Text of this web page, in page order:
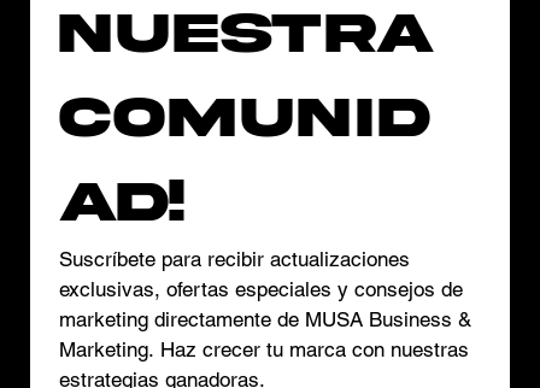
nuestra
comunid
ad!
Suscríbete para recibir actualizaciones
exclusivas, ofertas especiales y consejos de
marketing directamente de MUSA Business &
Marketing. Haz crecer tu marca con nuestras
estrategias ganadoras.